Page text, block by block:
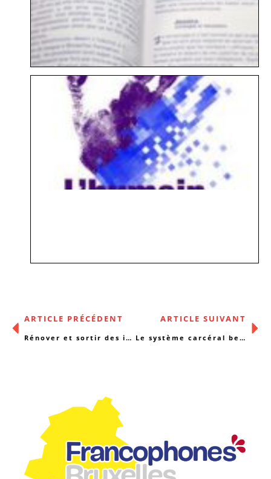
ARTICLE PRÉCÉDENT
Rénover et sortir des inégalités : un pacte pour allier climat et logement
ARTICLE SUIVANT
Le système carcéral belge : anatomie d’une chute